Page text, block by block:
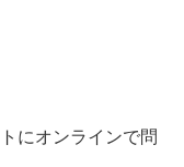
にオンラインで問